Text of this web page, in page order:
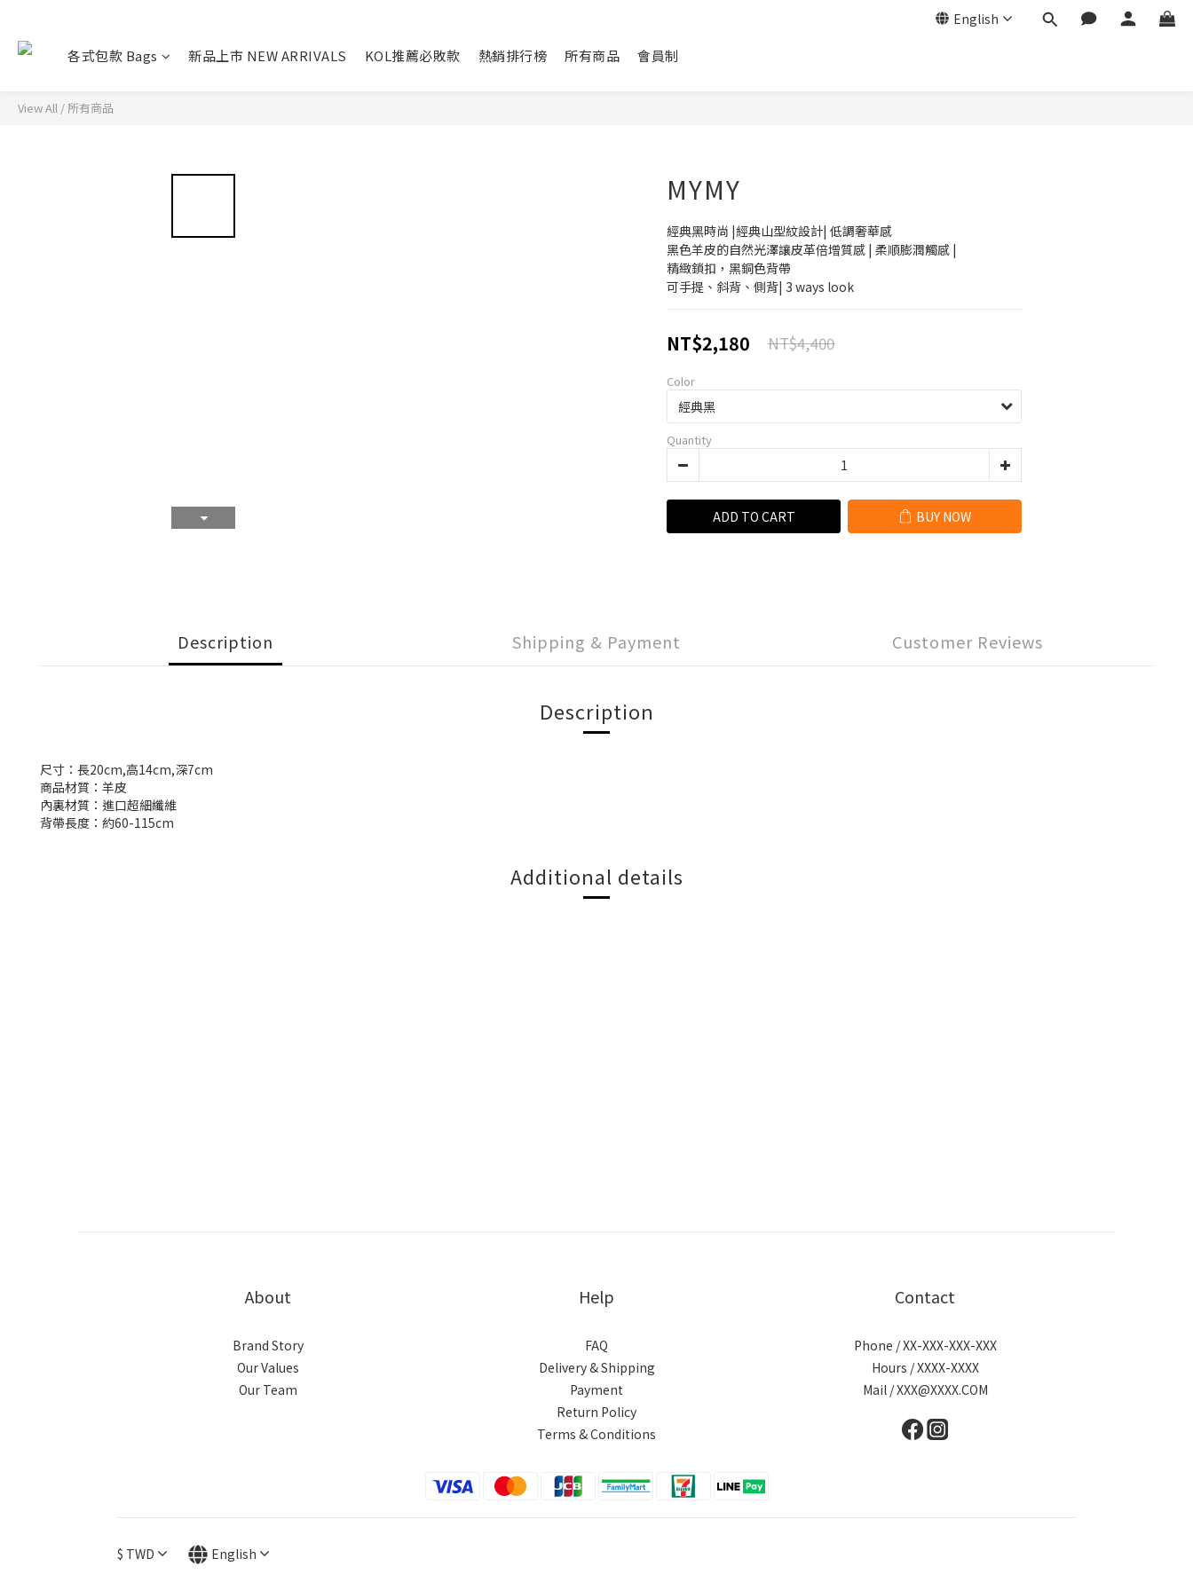
English
各式包款 Bags 新品上市 NEW ARRIVALS KOL推薦必敗款 熱銷排行榜 所有商品 會員制
View All / 所有商品
MYMY
經典黑時尚 |經典山型紋設計| 低調奢華感
黑色羊皮的自然光澤讓皮革倍增質感 | 柔順膨潤觸感 |
精緻鎖扣，黑銅色背帶
可手提、斜背、側背| 3 ways look
NT$2,180 NT$4,400
Color
Quantity
ADD TO CART BUY NOW
Description Shipping & Payment Customer Reviews
Description
尺寸：長20cm,高14cm,深7cm
商品材質：羊皮
內裏材質：進口超細纖維
背帶長度：約60-115cm
Additional details
About
Brand Story
Our Values
Our Team
Help
FAQ
Delivery & Shipping
Payment
Return Policy
Terms & Conditions
Contact
Phone / XX-XXX-XXX-XXX
Hours / XXXX-XXXX
Mail / XXX@XXXX.COM
$ TWD English